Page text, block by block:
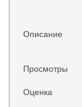
Описание
Просмотры
Оценка